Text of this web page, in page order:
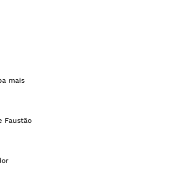
mais
Faustão